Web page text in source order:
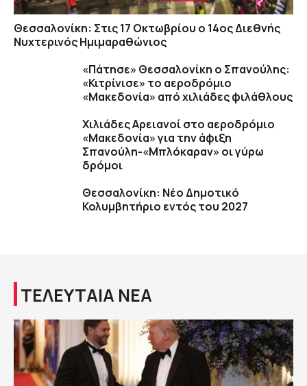
Θεσσαλονίκη: Στις 17 Οκτωβρίου ο 14ος Διεθνής
Νυχτερινός Ημιμαραθώνιος
«Πάτησε» Θεσσαλονίκη ο Σπανούλης:
«Κιτρίνισε» το αεροδρόμιο
«Μακεδονία» από χιλιάδες φιλάθλους
Χιλιάδες Αρειανοί στο αεροδρόμιο
«Μακεδονία» για την άφιξη
Σπανούλη-«Μπλόκαραν» οι γύρω
δρόμοι
Θεσσαλονίκη: Νέο Δημοτικό
Κολυμβητήριο εντός του 2027
ΤΕΛΕΥΤΑΙΑ ΝΕΑ